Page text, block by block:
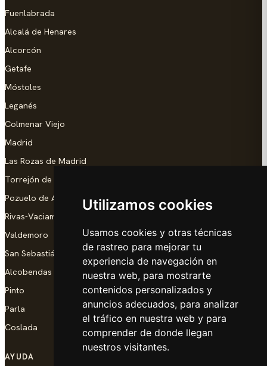
Utilizamos cookies
Usamos cookies y otras técnicas
de rastreo para mejorar tu
experiencia de navegación en
nuestra web, para mostrarte
contenidos personalizados y
anuncios adecuados, para analizar
el tráfico en nuestra web y para
comprender de donde llegan
nuestros visitantes.
Fuenlabrada
Alcalá de Henares
Alcorcón
Getafe
Móstoles
Leganés
Colmenar Viejo
Madrid
Las Rozas de Madrid
Torrejón de Ardoz
Pozuelo de Alarcón
Rivas-Vaciamadrid
Valdemoro
San Sebastián de los Reyes
Alcobendas
Pinto
Parla
Coslada
AYUDA